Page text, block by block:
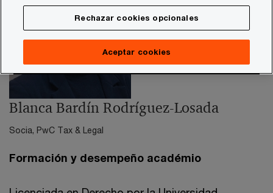
Blanca Bardín Rodríguez-Losada
Socia, PwC Tax & Legal
Formación y desempeño académio
Rechazar cookies opcionales
Aceptar cookies